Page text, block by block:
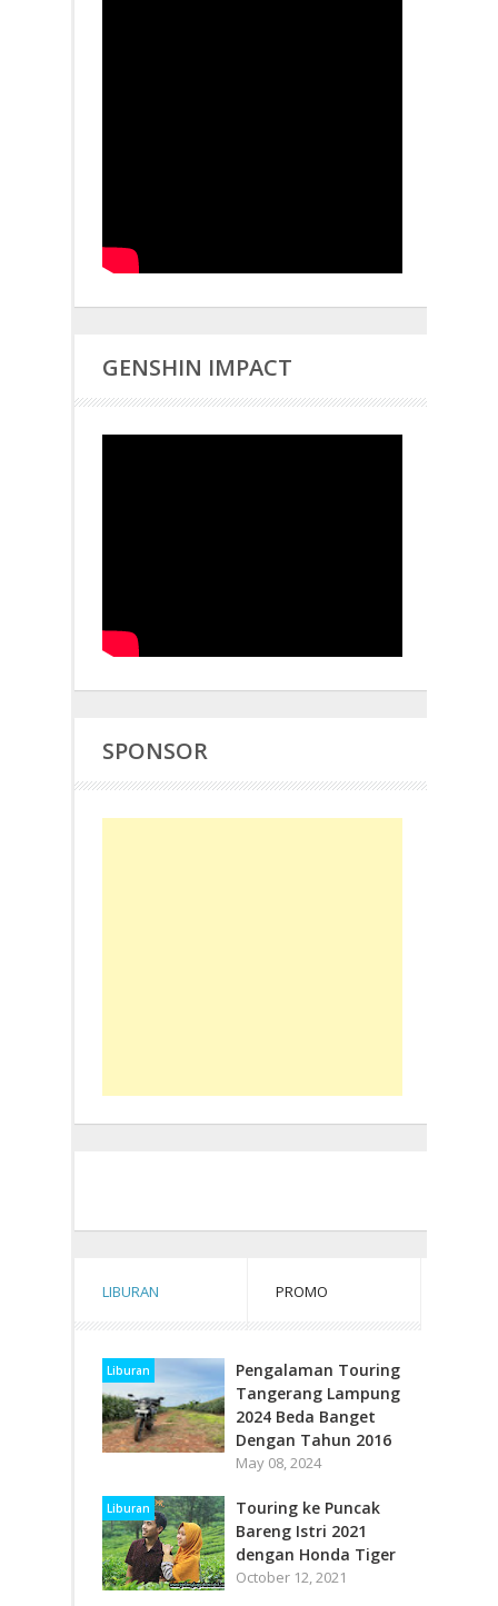
GENSHIN IMPACT
SPONSOR
LIBURAN PROMO
Liburan
Pengalaman Touring
Tangerang Lampung
2024 Beda Banget
Dengan Tahun 2016
May 08, 2024
Liburan
Touring ke Puncak
Bareng Istri 2021
dengan Honda Tiger
October 12, 2021